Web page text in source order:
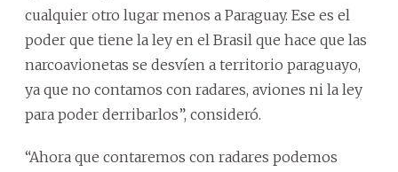
cualquier otro lugar menos a Paraguay. Ese es el
poder que tiene la ley en el Brasil que hace que las
narcoavionetas se desvíen a territorio paraguayo,
ya que no contamos con radares, aviones ni la ley
para poder derribarlos”, consideró.
“Ahora que contaremos con radares podemos